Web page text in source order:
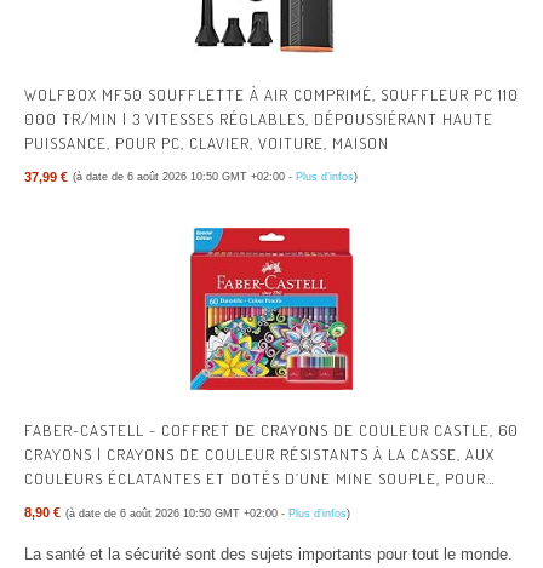
WOLFBOX MF50 SOUFFLETTE À AIR COMPRIMÉ, SOUFFLEUR PC 110
000 TR/MIN | 3 VITESSES RÉGLABLES, DÉPOUSSIÉRANT HAUTE
PUISSANCE, POUR PC, CLAVIER, VOITURE, MAISON
37,99 € (à date de 6 août 2026 10:50 GMT +02:00 - Plus d’infos)
FABER-CASTELL - COFFRET DE CRAYONS DE COULEUR CASTLE, 60
CRAYONS | CRAYONS DE COULEUR RÉSISTANTS À LA CASSE, AUX
COULEURS ÉCLATANTES ET DOTÉS D’UNE MINE SOUPLE, POUR
8,90 € (à date de 6 août 2026 10:50 GMT +02:00 - Plus d’infos)
La santé et la sécurité sont des sujets importants pour tout le monde.